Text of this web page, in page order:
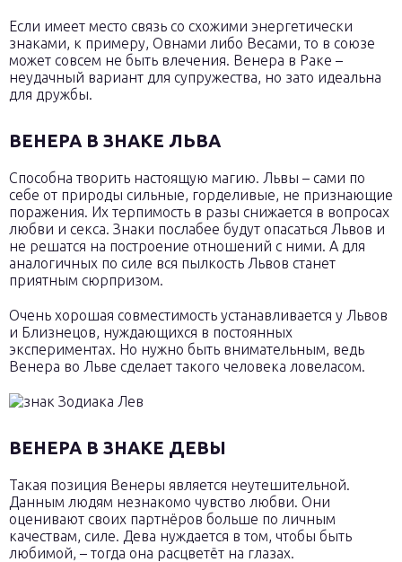
Если имеет место связь со схожими энергетически
знаками, к примеру, Овнами либо Весами, то в союзе
может совсем не быть влечения. Венера в Раке –
неудачный вариант для супружества, но зато идеальна
для дружбы.
ВЕНЕРА В ЗНАКЕ ЛЬВА
Способна творить настоящую магию. Львы – сами по
себе от природы сильные, горделивые, не признающие
поражения. Их терпимость в разы снижается в вопросах
любви и секса. Знаки послабее будут опасаться Львов и
не решатся на построение отношений с ними. А для
аналогичных по силе вся пылкость Львов станет
приятным сюрпризом.
Очень хорошая совместимость устанавливается у Львов
и Близнецов, нуждающихся в постоянных
экспериментах. Но нужно быть внимательным, ведь
Венера во Льве сделает такого человека ловеласом.
ВЕНЕРА В ЗНАКЕ ДЕВЫ
Такая позиция Венеры является неутешительной.
Данным людям незнакомо чувство любви. Они
оценивают своих партнёров больше по личным
качествам, силе. Дева нуждается в том, чтобы быть
любимой, – тогда она расцветёт на глазах.